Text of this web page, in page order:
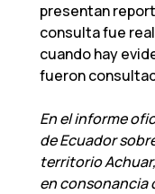
presentan
consulta fue
cuando hay
fueron
En el informe
de Ecuador
territorio
en consonancia